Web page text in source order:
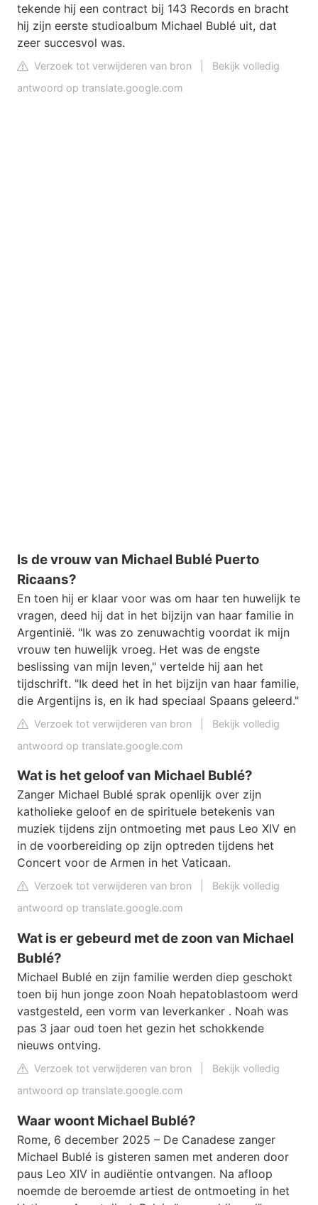
tekende hij een contract bij 143 Records en bracht
hij zijn eerste studioalbum Michael Bublé uit, dat
zeer succesvol was.
Verzoek tot verwijderen van bron
Bekijk volledig
antwoord op translate.google.com
Is de vrouw van Michael Bublé Puerto
Ricaans?
En toen hij er klaar voor was om haar ten huwelijk te
vragen, deed hij dat in het bijzijn van haar familie in
Argentinië. "Ik was zo zenuwachtig voordat ik mijn
vrouw ten huwelijk vroeg. Het was de engste
beslissing van mijn leven," vertelde hij aan het
tijdschrift. "Ik deed het in het bijzijn van haar familie,
die Argentijns is, en ik had speciaal Spaans geleerd."
Verzoek tot verwijderen van bron
Bekijk volledig
antwoord op translate.google.com
Wat is het geloof van Michael Bublé?
Zanger Michael Bublé sprak openlijk over zijn
katholieke geloof en de spirituele betekenis van
muziek tijdens zijn ontmoeting met paus Leo XIV en
in de voorbereiding op zijn optreden tijdens het
Concert voor de Armen in het Vaticaan.
Verzoek tot verwijderen van bron
Bekijk volledig
antwoord op translate.google.com
Wat is er gebeurd met de zoon van Michael
Bublé?
Michael Bublé en zijn familie werden diep geschokt
toen bij hun jonge zoon Noah hepatoblastoom werd
vastgesteld, een vorm van leverkanker . Noah was
pas 3 jaar oud toen het gezin het schokkende
nieuws ontving.
Verzoek tot verwijderen van bron
Bekijk volledig
antwoord op translate.google.com
Waar woont Michael Bublé?
Rome, 6 december 2025 – De Canadese zanger
Michael Bublé is gisteren samen met anderen door
paus Leo XIV in audiëntie ontvangen. Na afloop
noemde de beroemde artiest de ontmoeting in het